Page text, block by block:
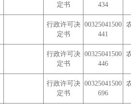
定书
434
行政许可决
定书
00325041500
441
行政许可决
定书
00325041500
446
行政许可决
定书
00325041500
696